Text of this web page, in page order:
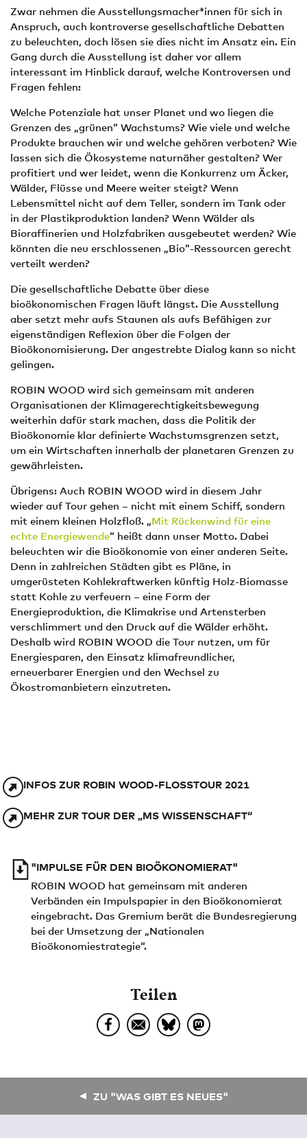
Zwar nehmen die Ausstellungsmacher*innen für sich in
Anspruch, auch kontroverse gesellschaftliche Debatten
zu beleuchten, doch lösen sie dies nicht im Ansatz ein. Ein
Gang durch die Ausstellung ist daher vor allem
interessant im Hinblick darauf, welche Kontroversen und
Fragen fehlen:
Welche Potenziale hat unser Planet und wo liegen die
Grenzen des „grünen“ Wachstums? Wie viele und welche
Produkte brauchen wir und welche gehören verboten? Wie
lassen sich die Ökosysteme naturnäher gestalten? Wer
profitiert und wer leidet, wenn die Konkurrenz um Äcker,
Wälder, Flüsse und Meere weiter steigt? Wenn
Lebensmittel nicht auf dem Teller, sondern im Tank oder
in der Plastikproduktion landen? Wenn Wälder als
Bioraffinerien und Holzfabriken ausgebeutet werden? Wie
könnten die neu erschlossenen „Bio“-Ressourcen gerecht
verteilt werden?
Die gesellschaftliche Debatte über diese
bioökonomischen Fragen läuft längst. Die Ausstellung
aber setzt mehr aufs Staunen als aufs Befähigen zur
eigenständigen Reflexion über die Folgen der
Bioökonomisierung. Der angestrebte Dialog kann so nicht
gelingen.
ROBIN WOOD wird sich gemeinsam mit anderen
Organisationen der Klimagerechtigkeitsbewegung
weiterhin dafür stark machen, dass die Politik der
Bioökonomie klar definierte Wachstumsgrenzen setzt,
um ein Wirtschaften innerhalb der planetaren Grenzen zu
gewährleisten.
Übrigens: Auch ROBIN WOOD wird in diesem Jahr
wieder auf Tour gehen – nicht mit einem Schiff, sondern
mit einem kleinen Holzfloß. „Mit Rückenwind für eine
echte Energiewende“ heißt dann unser Motto. Dabei
beleuchten wir die Bioökonomie von einer anderen Seite.
Denn in zahlreichen Städten gibt es Pläne, in
umgerüsteten Kohlekraftwerken künftig Holz-Biomasse
statt Kohle zu verfeuern – eine Form der
Energieproduktion, die Klimakrise und Artensterben
verschlimmert und den Druck auf die Wälder erhöht.
Deshalb wird ROBIN WOOD die Tour nutzen, um für
Energiesparen, den Einsatz klimafreundlicher,
erneuerbarer Energien und den Wechsel zu
Ökostromanbietern einzutreten.
INFOS ZUR ROBIN WOOD-FLOSSTOUR 2021
MEHR ZUR TOUR DER „MS WISSENSCHAFT“
"IMPULSE FÜR DEN BIOÖKONOMIERAT"
ROBIN WOOD hat gemeinsam mit anderen
Verbänden ein Impulspapier in den Bioökonomierat
eingebracht. Das Gremium berät die Bundesregierung
bei der Umsetzung der „Nationalen
Bioökonomiestrategie“.
Teilen
ZU "WAS GIBT ES NEUES"